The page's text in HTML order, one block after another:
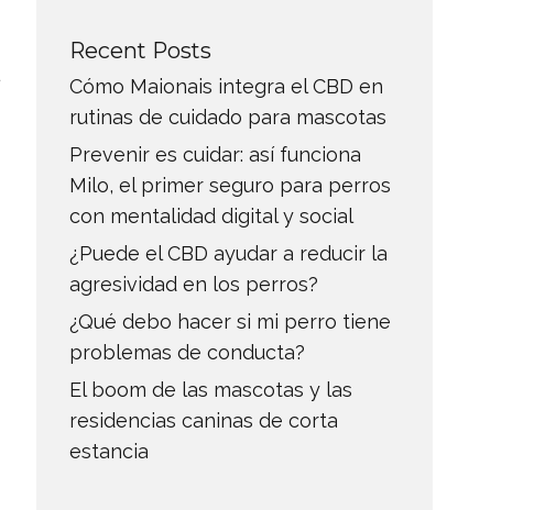
Recent Posts
Cómo Maionais integra el CBD en
rutinas de cuidado para mascotas
Prevenir es cuidar: así funciona
Milo, el primer seguro para perros
con mentalidad digital y social
¿Puede el CBD ayudar a reducir la
agresividad en los perros?
¿Qué debo hacer si mi perro tiene
problemas de conducta?
El boom de las mascotas y las
residencias caninas de corta
estancia